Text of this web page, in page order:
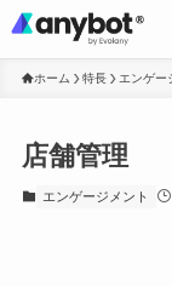
ホーム 特長 エンゲー
店舗管理
エンゲージメント